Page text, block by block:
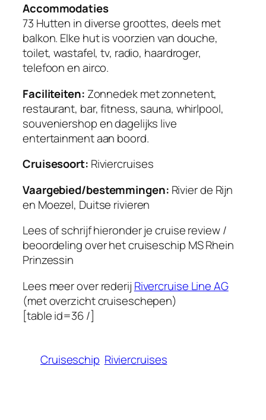
Accommodaties
73 Hutten in diverse groottes, deels met
balkon. Elke hut is voorzien van douche,
toilet, wastafel, tv, radio, haardroger,
telefoon en airco.
Faciliteiten: Zonnedek met zonnetent,
restaurant, bar, fitness, sauna, whirlpool,
souveniershop en dagelijks live
entertainment aan boord.
Cruisesoort: Riviercruises
Vaargebied/bestemmingen: Rivier de Rijn
en Moezel, Duitse rivieren
Lees of schrijf hieronder je cruise review /
beoordeling over het cruiseschip MS Rhein
Prinzessin
Lees meer over rederij Rivercruise Line AG
(met overzicht cruiseschepen)
[table id=36 /]
Cruiseschip Riviercruises